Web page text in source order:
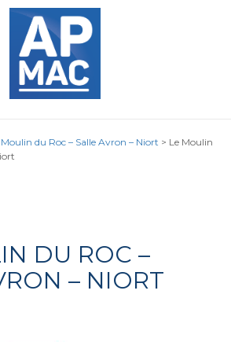
Moulin du Roc – Salle Avron – Niort > Le Moulin
DU ROC –
– NIORT